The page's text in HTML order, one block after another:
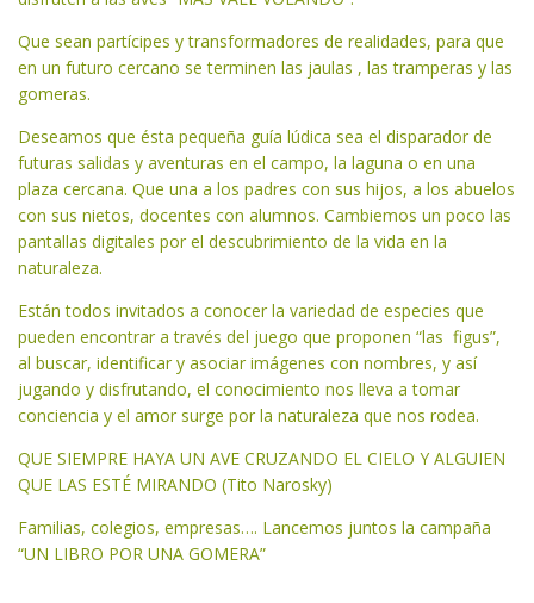
Que sean partícipes y transformadores de realidades, para que
en un futuro cercano se terminen las jaulas , las tramperas y las
gomeras.
Deseamos que ésta pequeña guía lúdica sea el disparador de
futuras salidas y aventuras en el campo, la laguna o en una
plaza cercana. Que una a los padres con sus hijos, a los abuelos
con sus nietos, docentes con alumnos. Cambiemos un poco las
pantallas digitales por el descubrimiento de la vida en la
naturaleza.
Están todos invitados a conocer la variedad de especies que
pueden encontrar a través del juego que proponen “las figus”,
al buscar, identificar y asociar imágenes con nombres, y así
jugando y disfrutando, el conocimiento nos lleva a tomar
conciencia y el amor surge por la naturaleza que nos rodea.
QUE SIEMPRE HAYA UN AVE CRUZANDO EL CIELO Y ALGUIEN
QUE LAS ESTÉ MIRANDO (Tito Narosky)
Familias, colegios, empresas…. Lancemos juntos la campaña
“UN LIBRO POR UNA GOMERA”